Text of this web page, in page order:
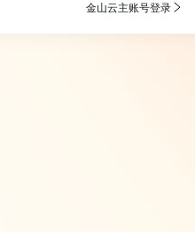
金山云主账号登录